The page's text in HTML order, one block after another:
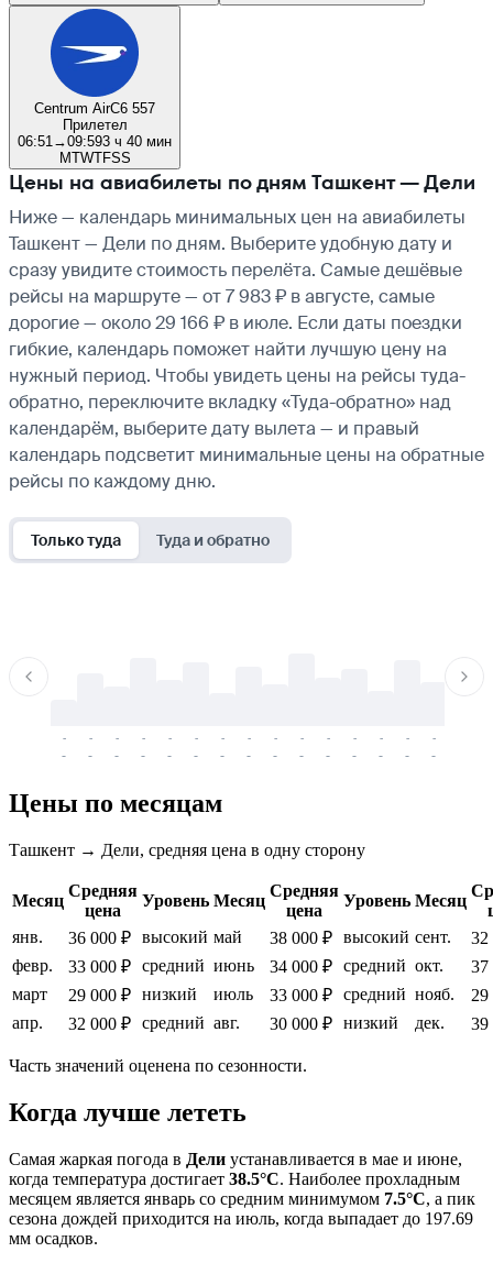
Centrum AirC6 557
Прилетел
06:51 →09:593 ч 40 мин
MTWTFSS
Цены на авиабилеты по дням Ташкент — Дели
Ниже — календарь минимальных цен на авиабилеты
Ташкент — Дели по дням. Выберите удобную дату и
сразу увидите стоимость перелёта. Самые дешёвые
рейсы на маршруте — от 7 983 ₽ в августе, самые
дорогие — около 29 166 ₽ в июле. Если даты поездки
гибкие, календарь поможет найти лучшую цену на
нужный период. Чтобы увидеть цены на рейсы туда-
обратно, переключите вкладку «Туда-обратно» над
календарём, выберите дату вылета — и правый
календарь подсветит минимальные цены на обратные
рейсы по каждому дню.
Только туда Туда и обратно
-
-
-
-
-
-
-
-
-
-
-
-
-
-
-
-
-
-
-
-
-
-
-
-
-
-
-
-
-
-
Цены по месяцам
Ташкент → Дели, средняя цена в одну сторону
Месяц
Средняя
цена
Уровень Месяц
Средняя
цена
Уровень Месяц
янв.
36 000 ₽ высокий май 38 000 ₽ высокий сент.
32
февр.
33 000 ₽ средний июнь 34 000 ₽ средний окт.
37
март
29 000 ₽ низкий июль 33 000 ₽ средний нояб.
29
апр.
32 000 ₽ средний авг. 30 000 ₽ низкий дек. 39
Часть значений оценена по сезонности.
Когда лучше лететь
Самая жаркая погода в Дели устанавливается в мае и июне,
когда температура достигает 38.5°C. Наиболее прохладным
месяцем является январь со средним минимумом 7.5°C, а пик
сезона дождей приходится на июль, когда выпадает до 197.69
мм осадков.